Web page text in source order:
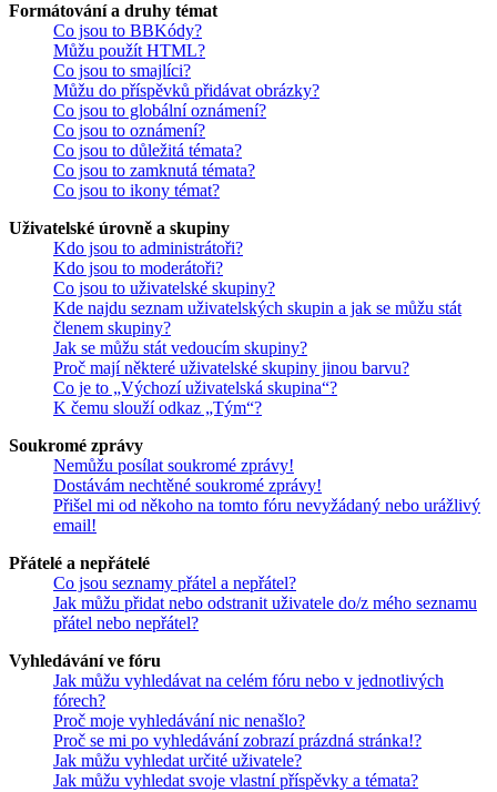
Formátování a druhy témat
Co jsou to BBKódy?
Můžu použít HTML?
Co jsou to smajlíci?
Můžu do příspěvků přidávat obrázky?
Co jsou to globální oznámení?
Co jsou to oznámení?
Co jsou to důležitá témata?
Co jsou to zamknutá témata?
Co jsou to ikony témat?
Uživatelské úrovně a skupiny
Kdo jsou to administrátoři?
Kdo jsou to moderátoři?
Co jsou to uživatelské skupiny?
Kde najdu seznam uživatelských skupin a jak se můžu stát
členem skupiny?
Jak se můžu stát vedoucím skupiny?
Proč mají některé uživatelské skupiny jinou barvu?
Co je to „Výchozí uživatelská skupina“?
K čemu slouží odkaz „Tým“?
Soukromé zprávy
Nemůžu posílat soukromé zprávy!
Dostávám nechtěné soukromé zprávy!
Přišel mi od někoho na tomto fóru nevyžádaný nebo urážlivý
email!
Přátelé a nepřátelé
Co jsou seznamy přátel a nepřátel?
Jak můžu přidat nebo odstranit uživatele do/z mého seznamu
přátel nebo nepřátel?
Vyhledávání ve fóru
Jak můžu vyhledávat na celém fóru nebo v jednotlivých
fórech?
Proč moje vyhledávání nic nenašlo?
Proč se mi po vyhledávání zobrazí prázdná stránka!?
Jak můžu vyhledat určité uživatele?
Jak můžu vyhledat svoje vlastní příspěvky a témata?